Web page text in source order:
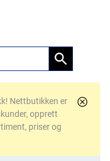
Nettbutikken er
opprett
priser og